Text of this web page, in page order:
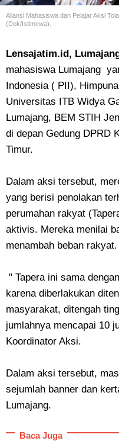
Aliansi Mahasiswa dan Pelajar Aksi
(Dok/Istimewa).
Lensajatim.id,
mahasiswa Lumajang
Indonesia ( PII),
Universitas ITB Widya
Lumajang, BEM STIH
di depan Gedung DPRD
Timur.
Dalam aksi tersebut,
yang berisi penolakan
perumahan rakyat
aktivis. Mereka menilai
menambah beban rakyat.
" Tapera ini sama
karena diberlakukan
masyarakat, ditengah
jumlahnya mencapai 10
Koordinator Aksi.
Dalam aksi tersebut,
sejumlah banner dan
Lumajang.
Baca Juga